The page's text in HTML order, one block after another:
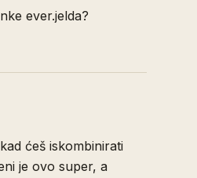
ever.jelda?
ćeš iskombinirati
je ovo super, a